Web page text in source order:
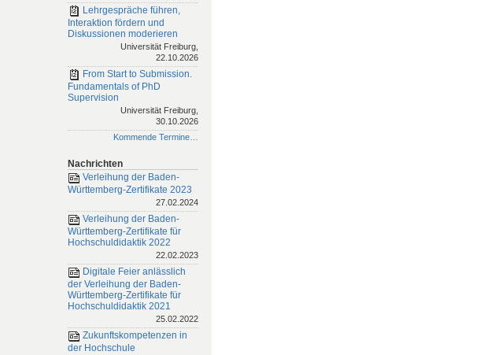
Lehrgespräche führen,
Interaktion fördern und
Diskussionen moderieren
Universität Freiburg,
22.10.2026
From Start to Submission.
Fundamentals of PhD
Supervision
Universität Freiburg,
30.10.2026
Kommende Termine…
Nachrichten
Verleihung der Baden-
Württemberg-Zertifikate 2023
27.02.2024
Verleihung der Baden-
Württemberg-Zertifikate für
Hochschuldidaktik 2022
22.02.2023
Digitale Feier anlässlich
der Verleihung der Baden-
Württemberg-Zertifikate für
Hochschuldidaktik 2021
25.02.2022
Zukunftskompetenzen in
der Hochschule